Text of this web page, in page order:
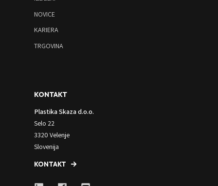
NOVICE
KARIERA
TRGOVINA
KONTAKT
Plastika Skaza d.o.o.
Selo 22
3320 Velenje
Slovenija
KONTAKT